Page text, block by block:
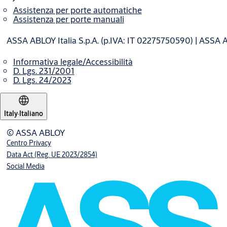
Assistenza per porte automatiche
Assistenza per porte manuali
ASSA ABLOY Italia S.p.A. (p.IVA: IT 02275750590) |
Informativa legale/Accessibilità
D. Lgs. 231/2001
D. Lgs. 24/2023
Italy·Italiano
© ASSA ABLOY
Centro Privacy
Data Act (Reg. UE 2023/2854)
Social Media